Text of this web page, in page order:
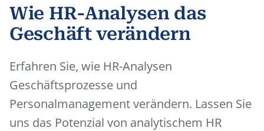
Wie HR-Analysen das
Geschäft verändern
Erfahren Sie, wie HR-Analysen
Geschäftsprozesse und
Personalmanagement verändern. Lassen Sie
uns das Potenzial von analytischem HR